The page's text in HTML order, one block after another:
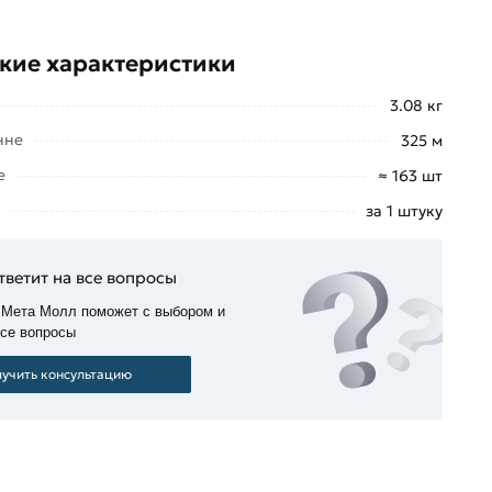
характеристики
3.08 кг
325 м
≈ 163 шт
за 1 штуку
на все вопросы
Мета Молл поможет с выбором и
вопросы
консультацию